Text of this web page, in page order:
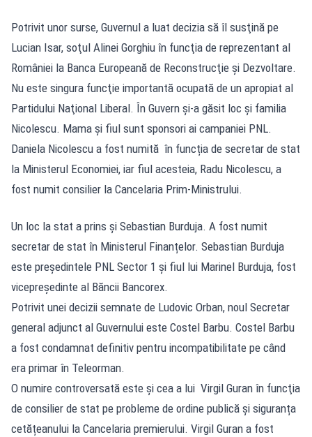
Potrivit unor surse, Guvernul a luat decizia să îl susţină pe
Lucian Isar, soţul Alinei Gorghiu în funcţia de reprezentant al
României la Banca Europeană de Reconstrucţie şi Dezvoltare.
Nu este singura funcţie importantă ocupată de un apropiat al
Partidului Naţional Liberal. În Guvern şi-a găsit loc şi familia
Nicolescu. Mama şi fiul sunt sponsori ai campaniei PNL.
Daniela Nicolescu a fost numită în funcția de secretar de stat
la Ministerul Economiei, iar fiul acesteia, Radu Nicolescu, a
fost numit consilier la Cancelaria Prim-Ministrului.
Un loc la stat a prins şi Sebastian Burduja. A fost numit
secretar de stat în Ministerul Finanțelor. Sebastian Burduja
este preşedintele PNL Sector 1 şi fiul lui Marinel Burduja, fost
vicepreşedinte al Băncii Bancorex.
Potrivit unei decizii semnate de Ludovic Orban, noul Secretar
general adjunct al Guvernului este Costel Barbu. Costel Barbu
a fost condamnat definitiv pentru incompatibilitate pe când
era primar în Teleorman.
O numire controversată este şi cea a lui Virgil Guran în funcţia
de consilier de stat pe probleme de ordine publică și siguranța
cetățeanului la Cancelaria premierului. Virgil Guran a fost